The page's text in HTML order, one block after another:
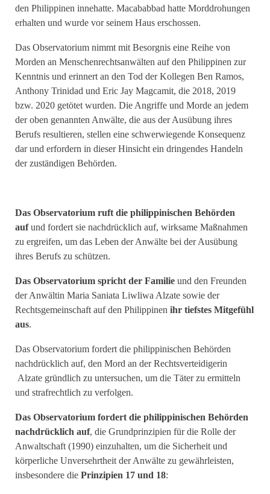
den Philippinen innehatte. Macababbad hatte Morddrohungen
erhalten und wurde vor seinem Haus erschossen.
Das Observatorium nimmt mit Besorgnis eine Reihe von
Morden an Menschenrechtsanwälten auf den Philippinen zur
Kenntnis und erinnert an den Tod der Kollegen Ben Ramos,
Anthony Trinidad und Eric Jay Magcamit, die 2018, 2019
bzw. 2020 getötet wurden. Die Angriffe und Morde an jedem
der oben genannten Anwälte, die aus der Ausübung ihres
Berufs resultieren, stellen eine schwerwiegende Konsequenz
dar und erfordern in dieser Hinsicht ein dringendes Handeln
der zuständigen Behörden.
Das Observatorium ruft die philippinischen Behörden
aufund fordert sie nachdrücklich auf, wirksame Maßnahmen
zu ergreifen, um das Leben der Anwälte bei der Ausübung
ihres Berufs zu schützen.
Das Observatorium spricht der Familie und den Freunden
der Anwältin Maria Saniata Liwliwa Alzate sowie der
Rechtsgemeinschaft auf den Philippinen ihr tiefstes Mitgefühl
aus.
Das Observatorium fordert die philippinischen Behörden
nachdrücklich auf, den Mord an der Rechtsverteidigerin
Alzate gründlich zu untersuchen, um die Täter zu ermitteln
und strafrechtlich zu verfolgen.
Das Observatorium fordert die philippinischen Behörden
nachdrücklich auf, die Grundprinzipien für die Rolle der
Anwaltschaft (1990) einzuhalten, um die Sicherheit und
körperliche Unversehrtheit der Anwälte zu gewährleisten,
insbesondere die Prinzipien 17 und 18: